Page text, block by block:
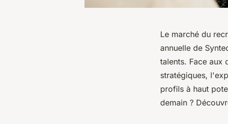
Le marché du
annuelle de
talents. Face aux
stratégiques,
profils à haut
demain ?